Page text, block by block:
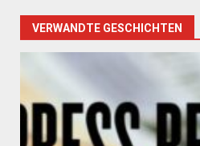
VERWANDTE GESCHICHTEN